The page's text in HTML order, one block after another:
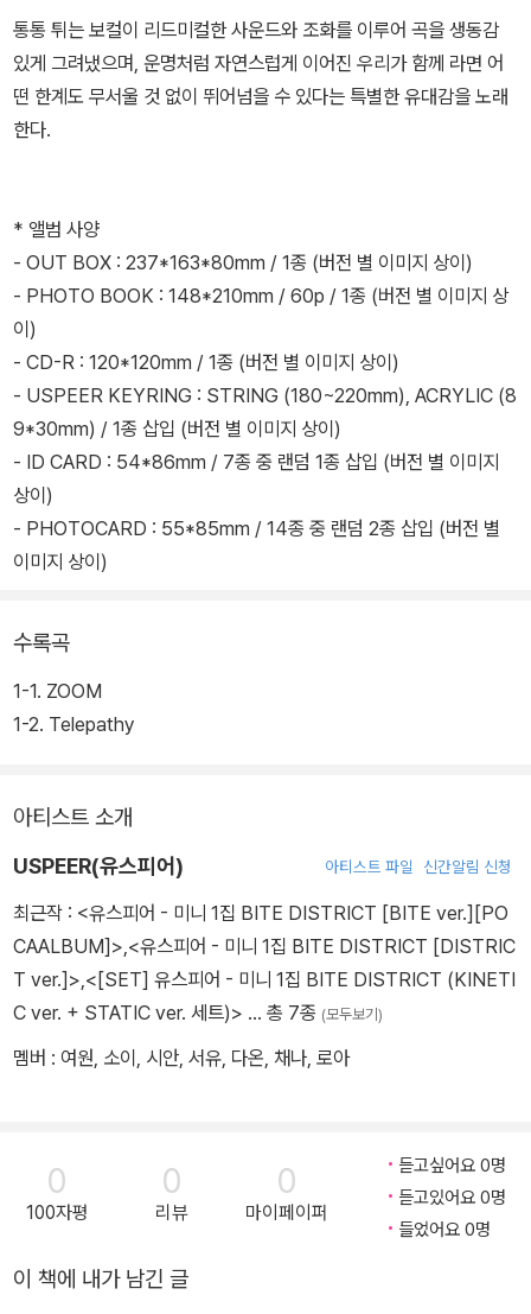
통통 튀는 보컬이 리드미컬한 사운드와 조화를 이루어 곡을 생동감
있게 그려냈으며, 운명처럼 자연스럽게 이어진 우리가 함께 라면 어
떤 한계도 무서울 것 없이 뛰어넘을 수 있다는 특별한 유대감을 노래
한다.
* 앨범 사양
- OUT BOX : 237*163*80mm / 1종 (버전 별 이미지 상이)
- PHOTO BOOK : 148*210mm / 60p / 1종 (버전 별 이미지 상
이)
- CD-R : 120*120mm / 1종 (버전 별 이미지 상이)
- USPEER KEYRING : STRING (180~220mm), ACRYLIC (8
9*30mm) / 1종 삽입 (버전 별 이미지 상이)
- ID CARD : 54*86mm / 7종 중 랜덤 1종 삽입 (버전 별 이미지
상이)
- PHOTOCARD : 55*85mm / 14종 중 랜덤 2종 삽입 (버전 별
이미지 상이)
수록곡
1-1. ZOOM
1-2. Telepathy
아티스트 소개
USPEER(유스피어) 아티스트 파일 신간알림 신청
최근작 : <유스피어 - 미니 1집 BITE DISTRICT [BITE ver.][PO
CAALBUM]>,<유스피어 - 미니 1집 BITE DISTRICT [DISTRIC
T ver.]>,<[SET] 유스피어 - 미니 1집 BITE DISTRICT (KINETI
C ver. + STATIC ver. 세트)> … 총 7종 (모두보기)
멤버 : 여원, 소이, 시안, 서유, 다온, 채나, 로아
0
100자평
0
리뷰
0
마이페이퍼
듣고싶어요 0명
듣고있어요 0명
들었어요 0명
이 책에 내가 남긴 글